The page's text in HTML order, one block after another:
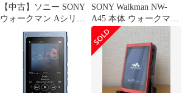
【中古】ソニー SONY
ウォークマン Aシリー
ズ 16GB NW-A45 :
Bluetooth/microSD/ハイ
レゾ対応 最大39時間連
続再生 2017年モデル グ
レイッシュブラック
NW n5ksbvb
SONY Walkman NW-
A45 本体 ウォークマン
おまけ付